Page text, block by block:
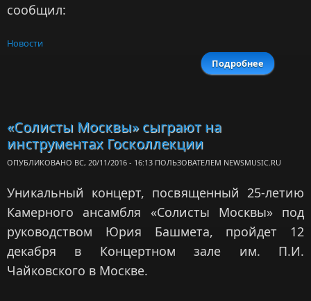
сообщил:
Новости
Подробнее
«Солисты Москвы» сыграют на
инструментах Госколлекции
ОПУБЛИКОВАНО ВС, 20/11/2016 - 16:13 ПОЛЬЗОВАТЕЛЕМ NEWSMUSIC.RU
Уникальный концерт, посвященный 25-летию
Камерного ансамбля «Солисты Москвы» под
руководством Юрия Башмета, пройдет 12
декабря в Концертном зале им. П.И.
Чайковского в Москве.